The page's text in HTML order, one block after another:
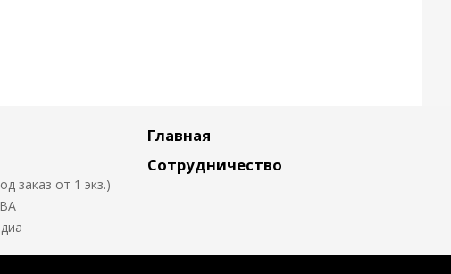
заказ от 1 экз.)
Главная
Сотрудничество